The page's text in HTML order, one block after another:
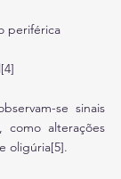
periférica
se sinais
como alterações
oligúria[5].